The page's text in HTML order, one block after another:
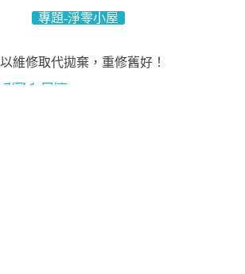
專題-淨零小屋
以維修取代拋棄，重修舊好！